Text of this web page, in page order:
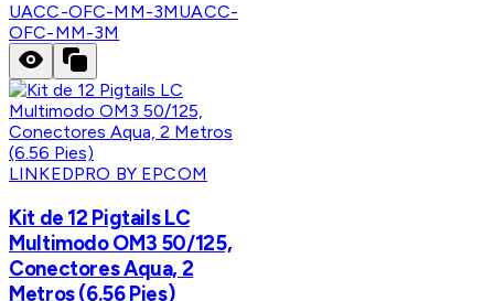
UACC-OFC-MM-3MUACC-
OFC-MM-3M
LINKEDPRO BY EPCOM
Kit de 12 Pigtails LC
Multimodo OM3 50/125,
Conectores Aqua, 2
Metros (6.56 Pies)